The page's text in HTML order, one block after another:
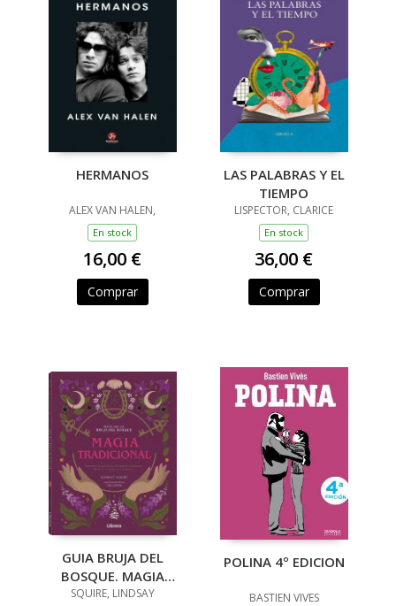
HERMANOS
ALEX VAN HALEN,
En stock
16,00 €
Comprar
LAS PALABRAS Y EL
TIEMPO
LISPECTOR, CLARICE
En stock
36,00 €
Comprar
GUIA BRUJA DEL
BOSQUE. MAGIA
TRADICIONAL
SQUIRE, LINDSAY
POLINA 4º EDICION
BASTIEN VIVES